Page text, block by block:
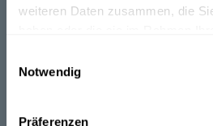
weiteren Daten zusammen, die
Notwendig
Präferenzen
Kriek Boon wird in den